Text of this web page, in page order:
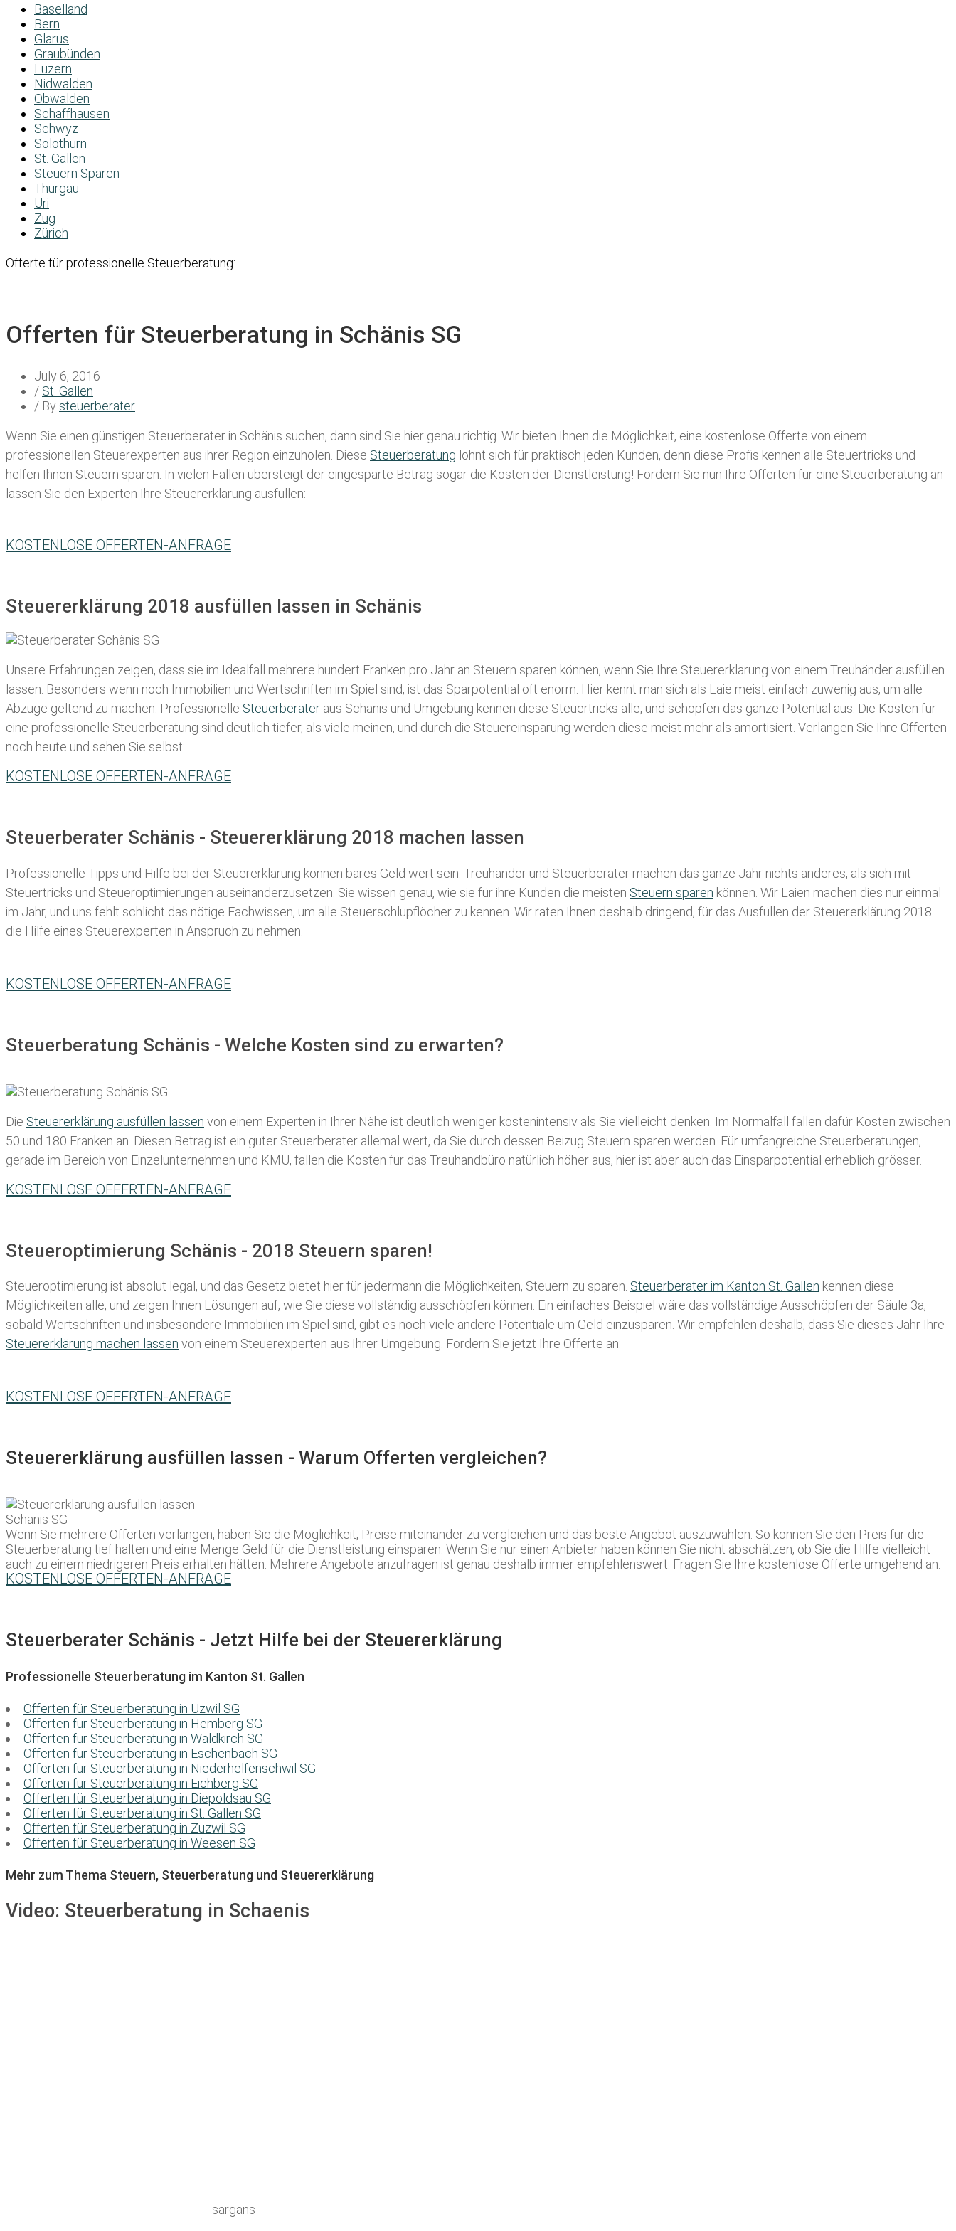
Baselland
Bern
Glarus
Graubünden
Luzern
Nidwalden
Obwalden
Schaffhausen
Schwyz
Solothurn
St. Gallen
Steuern Sparen
Thurgau
Uri
Zug
Zürich
Offerte für professionelle Steuerberatung:
Offerten für Steuerberatung in Schänis SG
July 6, 2016
/ St. Gallen
/ By steuerberater
Wenn Sie einen günstigen Steuerberater in Schänis suchen, dann sind Sie hier genau richtig. Wir bieten Ihnen die Möglichkeit, eine kostenlose Offerte von einem
professionellen Steuerexperten aus ihrer Region einzuholen. Diese Steuerberatung lohnt sich für praktisch jeden Kunden, denn diese Profis kennen alle Steuertricks und
helfen Ihnen Steuern sparen. In vielen Fällen übersteigt der eingesparte Betrag sogar die Kosten der Dienstleistung! Fordern Sie nun Ihre Offerten für eine Steuerberatung an
lassen Sie den Experten Ihre Steuererklärung ausfüllen:
KOSTENLOSE OFFERTEN-ANFRAGE
Steuererklärung 2018 ausfüllen lassen in Schänis
Unsere Erfahrungen zeigen, dass sie im Idealfall mehrere hundert Franken pro Jahr an Steuern sparen können, wenn Sie Ihre Steuererklärung von einem Treuhänder ausfüllen
lassen . Besonders wenn noch Immobilien und Wertschriften im Spiel sind, ist das Sparpotential oft enorm. Hier kennt man sich als Laie meist einfach zuwenig aus, um alle
Abzüge geltend zu machen. Professionelle Steuerberater aus Schänis und Umgebung kennen diese Steuertricks alle, und schöpfen das ganze Potential aus. Die Kosten für
eine professionelle Steuerberatung sind deutlich tiefer, als viele meinen, und durch die Steuereinsparung werden diese meist mehr als amortisiert. Verlangen Sie Ihre Offerten
noch heute und sehen Sie selbst:
KOSTENLOSE OFFERTEN-ANFRAGE
Steuerberater Schänis - Steuererklärung 2018 machen lassen
Professionelle Tipps und Hilfe bei der Steuererklärung können bares Geld wert sein. Treuhänder und Steuerberater machen das ganze Jahr nichts anderes, als sich mit
Steuertricks und Steueroptimierungen auseinanderzusetzen. Sie wissen genau, wie sie für ihre Kunden die meisten Steuern sparen können. Wir Laien machen dies nur einmal
im Jahr, und uns fehlt schlicht das nötige Fachwissen, um alle Steuerschlupflöcher zu kennen. Wir raten Ihnen deshalb dringend, für das Ausfüllen der Steuererklärung 2018
die Hilfe eines Steuerexperten in Anspruch zu nehmen.
KOSTENLOSE OFFERTEN-ANFRAGE
Steuerberatung Schänis - Welche Kosten sind zu erwarten?
Die Steuererklärung ausfüllen lassen von einem Experten in Ihrer Nähe ist deutlich weniger kostenintensiv als Sie vielleicht denken. Im Normalfall fallen dafür Kosten zwischen
50 und 180 Franken an. Diesen Betrag ist ein guter Steuerberater allemal wert, da Sie durch dessen Beizug Steuern sparen werden. Für umfangreiche Steuerberatungen,
gerade im Bereich von Einzelunternehmen und KMU, fallen die Kosten für das Treuhandbüro natürlich höher aus, hier ist aber auch das Einsparpotential erheblich grösser.
KOSTENLOSE OFFERTEN-ANFRAGE
Steueroptimierung Schänis - 2018 Steuern sparen!
Steueroptimierung ist absolut legal, und das Gesetz bietet hier für jedermann die Möglichkeiten, Steuern zu sparen. Steuerberater im K anton St. Gallen kennen diese
Möglichkeiten alle, und zeigen Ihnen Lösungen auf, wie Sie diese vollständig ausschöpfen können. Ein einfaches Beispiel wäre das vollständige Ausschöpfen der Säule 3a,
sobald Wertschriften und insbesondere Immobilien im Spiel sind, gibt es noch viele andere Potentiale um Geld einzusparen. Wir empfehlen deshalb, dass Sie dieses Jahr Ihre
Steuererklärung machen lassen von einem Steuerexperten aus Ihrer Umgebung. Fordern Sie jetzt Ihre Offerte an:
KOSTENLOSE OFFERTEN-ANFRAGE
Steuererklärung ausfüllen lassen - Warum Offerten vergleichen?
Wenn Sie mehrere Offerten verlangen, haben Sie die Möglichkeit, Preise miteinander zu vergleichen und das beste Angebot auszuwählen. So können Sie den Preis für die
Steuerberatung tief halten und eine Menge Geld für die Dienstleistung einsparen. Wenn Sie nur einen Anbieter haben können Sie nicht abschätzen, ob Sie die Hilfe vielleicht
auch zu einem niedrigeren Preis erhalten hätten. Mehrere Angebote anzufragen ist genau deshalb immer empfehlenswert. Fragen Sie Ihre kostenlose Offerte umgehend an:
KOSTENLOSE OFFERTEN-ANFRAGE
Steuerberater Schänis - Jetzt Hilfe bei der Steuererklärung
Professionelle Steuerberatung im Kanton St. Gallen
Offerten für Steuerberatung in Uzwil SG
Offerten für Steuerberatung in Hemberg SG
Offerten für Steuerberatung in Waldkirch SG
Offerten für Steuerberatung in Eschenbach SG
Offerten für Steuerberatung in Niederhelfenschwil SG
Offerten für Steuerberatung in Eichberg SG
Offerten für Steuerberatung in Diepoldsau SG
Offerten für Steuerberatung in St. Gallen SG
Offerten für Steuerberatung in Zuzwil SG
Offerten für Steuerberatung in Weesen SG
Mehr zum Thema Steuern, Steuerberatung und Steuererklärung
Video: Steuerberatung in Schaenis
sargans